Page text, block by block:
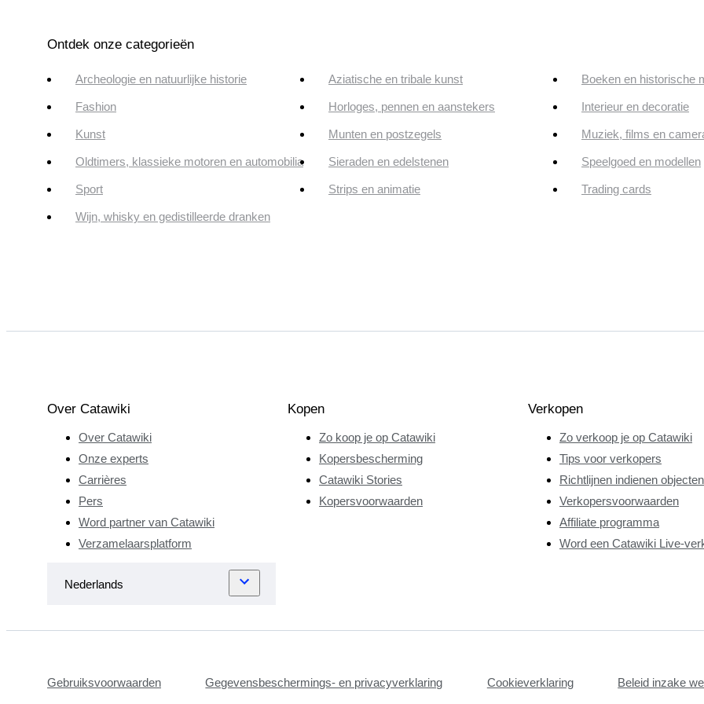
Ontdek onze categorieën
Archeologie en natuurlijke historie Aziatische en tribale kunst Boeken en historische
Fashion Horloges, pennen en aanstekers Interieur en decoratie
Kunst Munten en postzegels Muziek, films en
Oldtimers, klassieke motoren en automobilia Sieraden en edelstenen Speelgoed en modellen
Sport Strips en animatie Trading cards
Wijn, whisky en gedistilleerde dranken
Over Catawiki
Over Catawiki
Onze experts
Carrières
Pers
Word partner van Catawiki
Verzamelaarsplatform
Kopen
Zo koop je op Catawiki
Kopersbescherming
Catawiki Stories
Kopersvoorwaarden
Verkopen
Zo verkoop je op Catawiki
Tips voor verkopers
Richtlijnen indienen objecten
Verkopersvoorwaarden
Affiliate programma
Word een Catawiki Live-
Gebruiksvoorwaarden Gegevensbeschermings- en privacyverklaring Cookieverklaring Beleid inzake